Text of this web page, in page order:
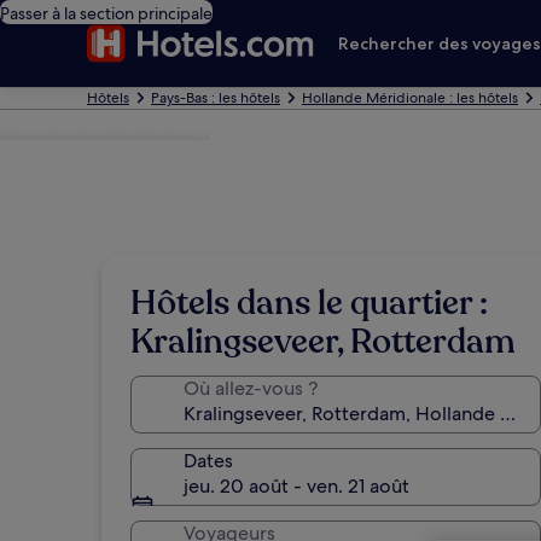
Passer à la section principale
Rechercher des voyages
Hôtels Pays-Bas : les hôtels Hollande Méridionale : les hôtels
Hôtels dans le quartier :
Kralingseveer, Rotterdam
Où allez-vous ?
Dates
jeu. 20 août - ven. 21 août
Voyageurs